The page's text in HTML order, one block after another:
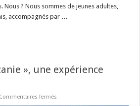
Nous ? Nous sommes de jeunes adultes,
accompagnés par …
», une expérience
Commentaires fermés